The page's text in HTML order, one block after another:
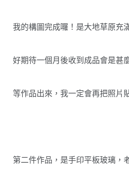
我的構圖完成囉！是大地草原充
好期待一個月後收到成品會是甚
等作品出來，我一定會再把照片
第二件作品，是手印平板玻璃，